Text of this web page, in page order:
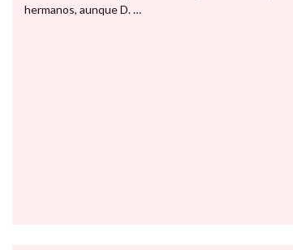
hermanos, aunque D. …